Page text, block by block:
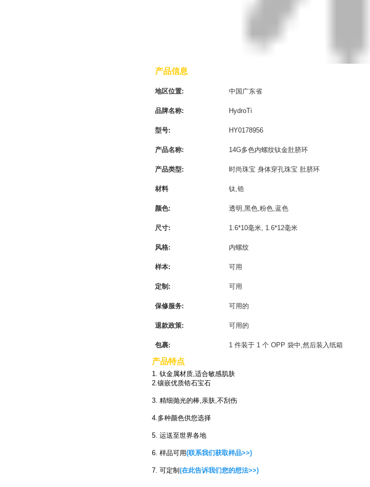
产品信息
地区位置: 中国广东省
品牌名称: HydroTi
型号: HY0178956
产品名称: 14G多色内螺纹钛金肚脐环
产品类型: 时尚珠宝 身体穿孔珠宝 肚脐环
材料 钛,锆
颜色: 透明,黑色,粉色,蓝色
尺寸: 1.6*10毫米, 1.6*12毫米
风格: 内螺纹
样本: 可用
定制: 可用
保修服务: 可用的
退款政策: 可用的
包裹: 1 件装于 1 个 OPP 袋中,然后装入纸箱
产品特点
1. 钛金属材质,适合敏感肌肤
2.镶嵌优质锆石宝石
3. 精细抛光的棒,亲肤,不刮伤
4.多种颜色供您选择
5. 运送至世界各地
6. 样品可用(联系我们获取样品>>)
7. 可定制(在此告诉我们您的想法>>)